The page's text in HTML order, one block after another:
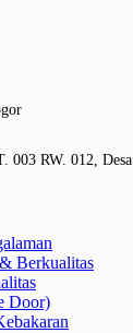
RW. 012,
Berkualitas
Door)